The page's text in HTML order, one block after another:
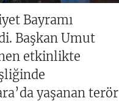
Bayramı
Başkan Umut
etkinlikte
yaşanan terör